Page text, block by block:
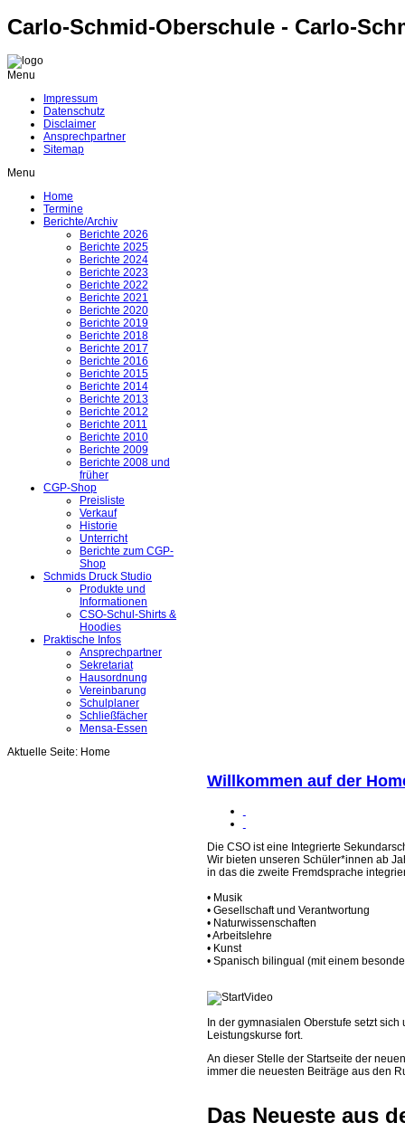
Carlo-Schmid-Oberschule - Carlo-
Menu
Impressum
Datenschutz
Disclaimer
Ansprechpartner
Sitemap
Menu
Home
Termine
Berichte/Archiv
Berichte 2026
Berichte 2025
Berichte 2024
Berichte 2023
Berichte 2022
Berichte 2021
Berichte 2020
Berichte 2019
Berichte 2018
Berichte 2017
Berichte 2016
Berichte 2015
Berichte 2014
Berichte 2013
Berichte 2012
Berichte 2011
Berichte 2010
Berichte 2009
Berichte 2008 und
früher
CGP-Shop
Preisliste
Verkauf
Historie
Unterricht
Berichte zum CGP-
Shop
Schmids Druck Studio
Produkte und
Informationen
CSO-Schul-Shirts &
Hoodies
Praktische Infos
Ansprechpartner
Sekretariat
Hausordnung
Vereinbarung
Schulplaner
Schließfächer
Mensa-Essen
Aktuelle Seite: Home
Willkommen auf der
Die CSO ist eine Integrierte
Wir bieten unseren Schüler*innen ab
in das die zweite Fremdsprache
• Musik
• Gesellschaft und Verantwortung
• Naturwissenschaften
• Arbeitslehre
• Kunst
• Spanisch bilingual (mit einem
In der gymnasialen Oberstufe setzt
Leistungskurse fort.
An dieser Stelle der Startseite der
immer die neuesten Beiträge aus den
Das Neueste aus